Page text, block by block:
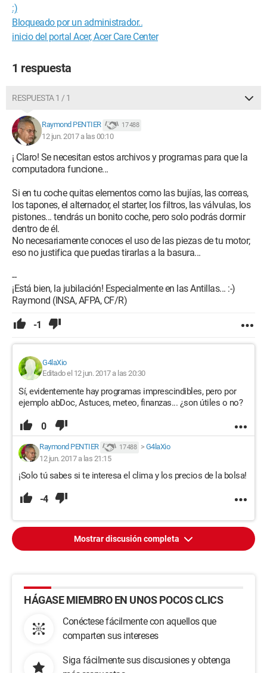
¿Necesito tantos programas para ITunes?
Apple Application Support (32 bits) (Apple Inc.)
Apple Application Support (64 bits) (Apple Inc.)
Bonjour (Apple Inc.)
3D Builder
Noticias
Alarmas y relojes
Asistente Móvil
Consejos
Cámara
Mapas
Conector de aplicaciones
Contactos
Correo y Calendario
Finanzas
Clima
Microsoft One Drive
Microsoft Solitaire Collection
Microsoft Visual C++ 2005 Redistribuible
Microsoft Visual C++ 2005 Redistribuible
Microsoft Visual C++ 2008 Redistribuible (x64)
Microsoft Visual C++ 2008 Redistribuible (x86)
Microsoft Visual C++ 2008 Redistribuible (x86)
Microsoft Visual C++ 2010 Redistribuible (x64)
Microsoft Visual C++ 2010 Redistribuible (x86)
Microsoft Visual C++ 2012 Redistribuible (x64)
Microsoft Visual C++ 2012 Redistribuible (x86)
Microsoft Visual C++ 2013 Redistribuible (x64)
Microsoft Visual C++ 2013 Redistribuible (x86)
Microsoft Visual C++ 2015 Redistribuible (x64)
Microsoft Visual C++ 2015 Redistribuible (x86)
One Note
Fotos
Sway
Teléfono
View 3D
Xbox
Xbox Game Speech Window
Avast Antivirus Gratuito (AVAST Software)
Avast SecureLine (AVAST Software)
Intel(R) C++ Redistribuibles en Intel(R) 64
:)
Bloqueado por un administrador..
inicio del portal Acer, Acer Care Center
1 respuesta
RESPUESTA 1 / 1
Raymond PENTIER 17 488
12 jun. 2017 a las 00:10
¡ Claro! Se necesitan estos archivos y programas para que la
computadora funcione...
Si en tu coche quitas elementos como las bujías, las correas,
los tapones, el alternador, el starter, los filtros, las válvulas, los
pistones... tendrás un bonito coche, pero solo podrás dormir
dentro de él.
No necesariamente conoces el uso de las piezas de tu motor;
eso no justifica que puedas tirarlas a la basura...
--
¡Está bien, la jubilación! Especialmente en las Antillas... :-)
Raymond (INSA, AFPA, CF/R)
-1
G4laXio
Editado el 12 jun. 2017 a las 20:30
Sí, evidentemente hay programas imprescindibles, pero por
ejemplo abDoc, Astuces, meteo, finanzas... ¿son útiles o no?
0
Raymond PENTIER 17 488 > G4laXio
12 jun. 2017 a las 21:15
¡Solo tú sabes si te interesa el clima y los precios de la bolsa!
-4
Mostrar discusión completa
HÁGASE MIEMBRO EN UNOS POCOS CLICS
Conéctese fácilmente con aquellos que
comparten sus intereses
Siga fácilmente sus discusiones y obtenga